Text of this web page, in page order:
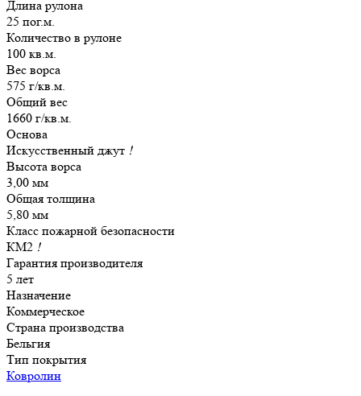
Длина рулона
25 пог.м.
Количество в рулоне
100 кв.м.
Вес ворса
575 г/кв.м.
Общий вес
1660 г/кв.м.
Основа
Искусственный джут !
Высота ворса
3,00 мм
Общая толщина
5,80 мм
Класс пожарной безопасности
КМ2 !
Гарантия производителя
5 лет
Назначение
Коммерческое
Страна производства
Бельгия
Тип покрытия
Ковролин